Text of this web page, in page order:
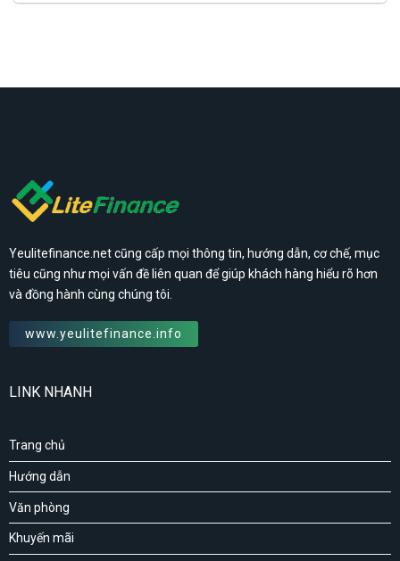
Yeulitefinance.net cũng cấp mọi thông tin, hướng dẫn, cơ chế, mục
tiêu cũng như mọi vấn đề liên quan để giúp khách hàng hiểu rõ hơn
và đồng hành cùng chúng tôi.
www.yeulitefinance.info
LINK NHANH
Trang chủ
Hướng dẫn
Văn phòng
Khuyến mãi